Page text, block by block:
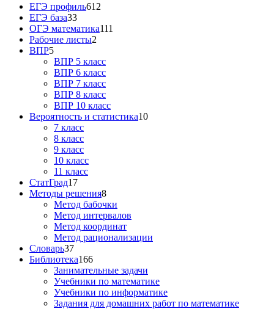
ЕГЭ профиль612
ЕГЭ база33
ОГЭ математика111
Рабочие листы2
ВПР5
ВПР 5 класс
ВПР 6 класс
ВПР 7 класс
ВПР 8 класс
ВПР 10 класс
Вероятность и статистика10
7 класс
8 класс
9 класс
10 класс
11 класс
СтатГрад17
Методы решения8
Метод бабочки
Метод интервалов
Метод координат
Метод рационализации
Словарь37
Библиотека166
Занимательные задачи
Учебники по математике
Учебники по информатике
Задания для домашних работ по математике